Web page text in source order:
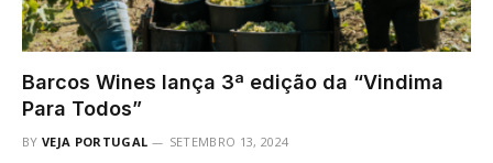
Barcos Wines lança 3ª edição da “Vindima
Para Todos”
BY VEJA PORTUGAL SETEMBRO 13, 2024